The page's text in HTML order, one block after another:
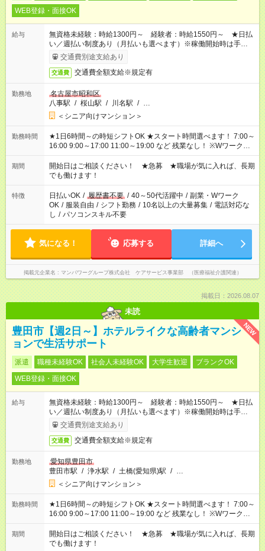
WEB登録・面接OK
給与
無資格未経験：時給1300円～ 経験者：時給1550円～ ★日払
い／週払い制度あり（月払いも選べます）※稼働開始時は手続き
完了次第のお支払いとなります。
交通費別途支給あり
交通費 交通費全額支給※規定有
勤務地
名古屋市昭和区
八事駅 / 桜山駅 / 川名駅 / …
＜シニア向けマンション＞
勤務時間
★1日6時間～の時短シフトOK ★スタート時間選べます！ 7:00～
16:00 9:00～17:00 11:00～19:00 など 残業なし！ ※Wワークの
場合、他のお仕事と合わせ週40時間超の就業はご案内できませ
ん ※法令に基づき、週20時間以上勤務は社会保険への加入対象
となります ※労働者派遣法（日雇い派遣の原則禁止）により、
短時間・短期間の就業はご案内が難しい場合があります
期間
開始日はご相談ください！ ★急募 ★職場が気に入れば、長期
でも働けます！
特徴 日払いOK / 履歴書不要 / 40～50代活躍中 / 副業・Wワーク
OK / 服装自由 / シフト勤務 / 10名以上の大量募集 / 電話対応な
し / パソコンスキル不要
気になる！ 応募する 詳細へ
掲載元企業名 マンパワーグループ株式会社 ケアサービス事業部 （医療福祉介護関連）
掲載日：2026.08.07
未読
NEW
豊田市【週2日～】ホテルライクな高齢者マンシ
ョンで生活サポート
派遣 職種未経験OK 社会人未経験OK 大学生歓迎
ブランクOK
WEB登録・面接OK
給与
無資格未経験：時給1300円～ 経験者：時給1550円～ ★日払
い／週払い制度あり（月払いも選べます）※稼働開始時は手続き
完了次第のお支払いとなります。
交通費別途支給あり
交通費 交通費全額支給※規定有
勤務地
愛知県豊田市
豊田市駅 / 浄水駅 / 土橋(愛知県)駅 / …
＜シニア向けマンション＞
勤務時間
★1日6時間～の時短シフトOK ★スタート時間選べます！ 7:00～
16:00 9:00～17:00 11:00～19:00 など 残業なし！ ※Wワークの
場合、他のお仕事と合わせ週40時間超の就業はご案内できませ
ん ※法令に基づき、週20時間以上勤務は社会保険への加入対象
となります ※労働者派遣法（日雇い派遣の原則禁止）により、
期間
開始日はご相談ください！ ★急募 ★職場が気に入れば、長期
でも働けます！